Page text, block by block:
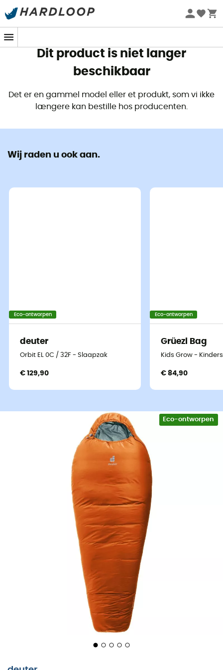
Zomeraanbiedingen 🔥 -5% EXTRA vanaf 2 producten* met
Dit product is niet langer
beschikbaar
Det er en gammel model eller et produkt, som vi ikke
længere kan bestille hos producenten.
Wij raden u ook aan.
Eco-ontworpen
deuter
Orbit EL 0C / 32F - Slaapzak
€ 129,90
Eco-ontworpen
Grüezi Bag
Kids Grow -
€ 84,90
Eco-ontworpen
is een slaapzak vrouwen
, ideaal voor uwreizen en
koude temperaturen! Deze echte allround slaapzak
houdt u warm dankzij de synthetische vezelvulling, een
duurzaam materiaal dat gemakkelijk te onderhouden is.
U zult de vele functies van deOrbit -5° SL
zoals de verstelbare capuchon met trekkoorden, de
ritsbescherming tegen vastlopen, en het binnenzakje
waarin u uw kleine spullen veilig kunt opbergen.
Koppelbaar met andereslaapzakken
Orbit -5° SL
ook als deken worden
gebruikt. Zo wordt dezedeuter slaapzak
favoriete metgezel en houdt hij u warm en comfortabel
tijdens uw frisse nachten in de natuur.
Buitenmateriaal: 100% polyamide